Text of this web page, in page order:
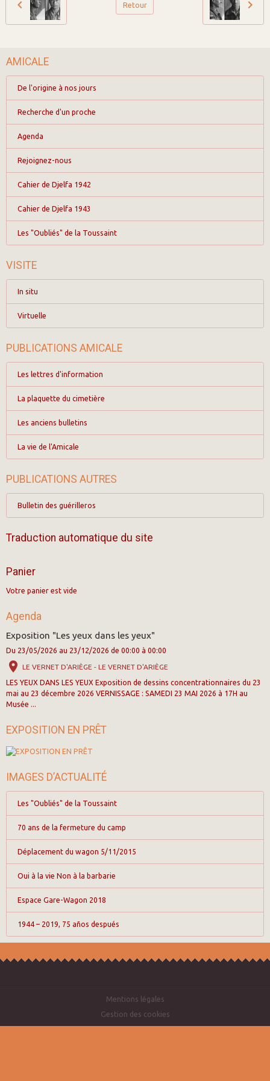
Retour
AMICALE
De l'origine à nos jours
Recherche d'un proche
Agenda
Rejoignez-nous
Cahier de Djelfa 1942
Cahier de Djelfa 1943
Les "Oubliés" de la Toussaint
VISITE
In situ
Virtuelle
PUBLICATIONS AMICALE
Les lettres d'information
La plaquette du cimetière
Les anciens bulletins
La vie de l'Amicale
PUBLICATIONS AUTRES
Bulletin des guérilleros
Traduction automatique du site
Panier
Votre panier est vide
Agenda
Exposition "Les yeux dans les yeux"
Du 23/05/2026 au 23/12/2026 de 00:00 à 00:00
LE VERNET D'ARIÈGE - LE VERNET D'ARIÈGE
LES YEUX DANS LES YEUX Exposition de dessins concentrationnaires du 23
mai au 23 décembre 2026 VERNISSAGE : SAMEDI 23 MAI 2026 à 17H au
Musée ...
EXPOSITION EN PRÊT
IMAGES D’ACTUALITÉ
Les "Oubliés" de la Toussaint
70 ans de la fermeture du camp
Déplacement du wagon 5/11/2015
Oui à la vie Non à la barbarie
Espace Gare-Wagon 2018
1944 – 2019, 75 años después
Mentions légales
Gestion des cookies